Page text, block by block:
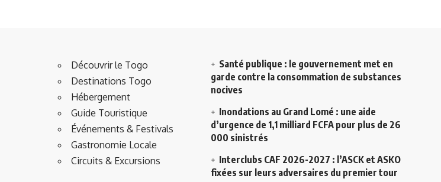
Découvrir le Togo
Destinations Togo
Hébergement
Guide Touristique
Événements & Festivals
Gastronomie Locale
Circuits & Excursions
Santé publique : le gouvernement met en
garde contre la consommation de substances
nocives
Inondations au Grand Lomé : une aide
d’urgence de 1,1 milliard FCFA pour plus de 26
000 sinistrés
Interclubs CAF 2026-2027 : l’ASCK et ASKO
fixées sur leurs adversaires du premier tour